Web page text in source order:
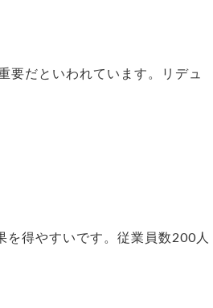
要だといわれています。リデュ
得やすいです。従業員数200人